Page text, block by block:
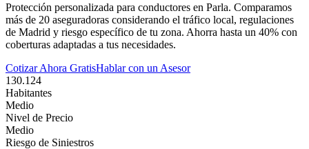
Protección personalizada para conductores en Parla. Comparamos
más de 20 aseguradoras considerando el tráfico local, regulaciones
de Madrid y riesgo específico de tu zona. Ahorra hasta un 40% con
coberturas adaptadas a tus necesidades.
Cotizar Ahora GratisHablar con un Asesor
130.124
Habitantes
Medio
Nivel de Precio
Medio
Riesgo de Siniestros